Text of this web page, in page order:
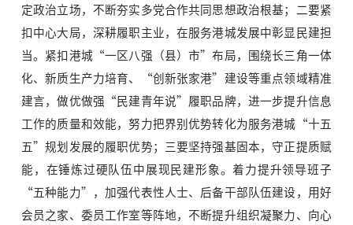
定政治立场，不断夯实多党合作共同思想政治根基；二要紧
扣中心大局，深耕履职主业，在服务港城发展中彰显民建担
当。紧扣港城“一区八强（县）市”布局，围绕长三角一体
化、新质生产力培育、“创新张家港”建设等重点领域精准
建言，做优做强“民建青年说”履职品牌，进一步提升信息
工作的质量和效能，努力把界别优势转化为服务港城“十五
五”规划发展的履职优势；三要坚持强基固本，守正提质赋
能，在锤炼过硬队伍中展现民建形象。着力提升领导班子
“五种能力”，加强代表性人士、后备干部队伍建设，用好
会员之家、委员工作室等阵地，不断提升组织凝聚力、向心